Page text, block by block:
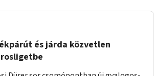
és járda közvetlen